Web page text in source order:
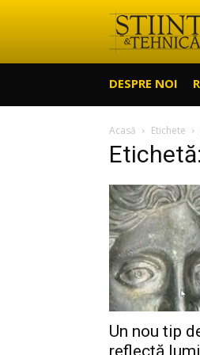
DESPRE NOI
Acasă Etichete
Un nou tip
reflectă